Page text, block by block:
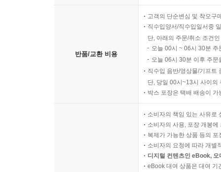
반품/교환 비용
고객의 단순변심 및 착오구
직수입양서/직수입일서중
단, 아래의 주문/취소 조건
오늘 00시 ~ 06시 30분
오늘 06시 30분 이후 주
직수입 음반/영상물/기프트
단, 당일 00시~13시 사이의
박스 포장은 택배 배송이
소비자의 책임 있는 사유로
소비자의 사용, 포장 개봉
복제가 가능한 상품 등의
소비자의 요청에 따라 개별
디지털 컨텐츠인 eBook,
eBook 대여 상품은 대여 기